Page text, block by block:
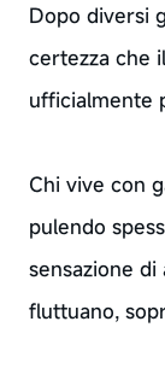
Dopo diversi
certezza che
ufficialmente
Chi vive con
pulendo
sensazione di
fluttuano,